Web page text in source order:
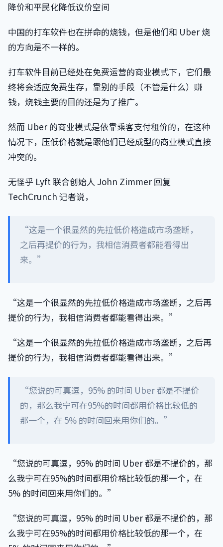
降价和平民化降低议价空间
中国的打车软件也在拼命的烧钱，但是他们和 Uber 烧
的方向是不一样的。
打车软件目前已经处在免费运营的商业模式下，它们最
终将会适应免费生存，靠别的手段（不管是什么）赚
钱，烧钱主要的目的还是为了推广。
然而 Uber 的商业模式是依靠乘客支付租价的，在这种
情况下，压低价格就是跟他们已经成型的商业模式直接
冲突的。
无怪乎 Lyft 联合创始人 John Zimmer 回复
TechCrunch 记者说，
“这是一个很显然的先拉低价格造成市场垄断，
之后再提价的行为，我相信消费者都能看得出
来。”
“这是一个很显然的先拉低价格造成市场垄断，之后再
提价的行为，我相信消费者都能看得出来。”
“这是一个很显然的先拉低价格造成市场垄断，之后再
提价的行为，我相信消费者都能看得出来。”
“您说的可真逗，95% 的时间 Uber 都是不提价
的，那么我宁可在95%的时间都用价格比较低的
那一个，在 5% 的时间回来用你们的。”
“您说的可真逗，95% 的时间 Uber 都是不提价的，那
么我宁可在95%的时间都用价格比较低的那一个，在
5% 的时间回来用你们的。”
“您说的可真逗，95% 的时间 Uber 都是不提价的，那
么我宁可在95%的时间都用价格比较低的那一个，在